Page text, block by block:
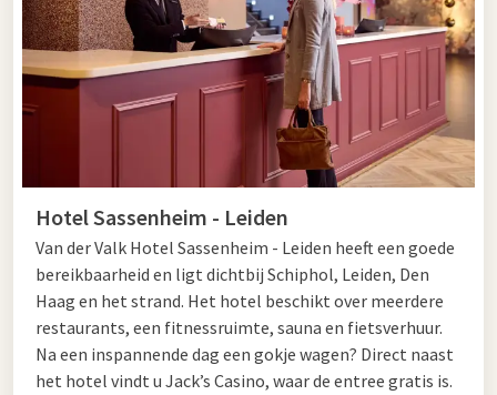
Hotel Sassenheim - Leiden
Van der Valk Hotel Sassenheim - Leiden heeft een goede
bereikbaarheid en ligt dichtbij Schiphol, Leiden, Den
Haag en het strand. Het hotel beschikt over meerdere
restaurants, een fitnessruimte, sauna en fietsverhuur.
Na een inspannende dag een gokje wagen? Direct naast
het hotel vindt u Jack’s Casino, waar de entree gratis is.